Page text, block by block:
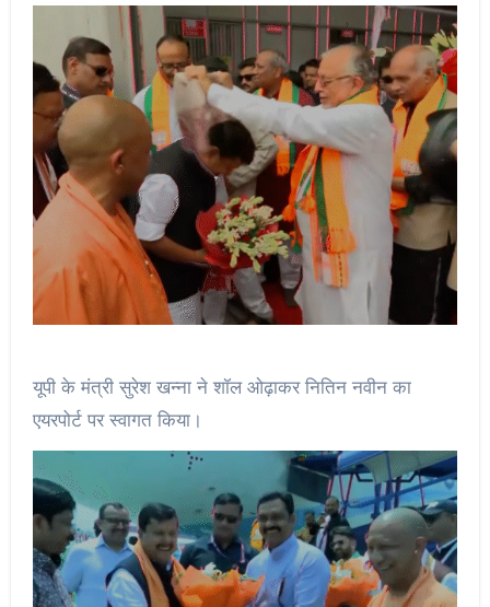
यूपी के मंत्री सुरेश खन्ना ने शॉल ओढ़ाकर नितिन नवीन का
एयरपोर्ट पर स्वागत किया।